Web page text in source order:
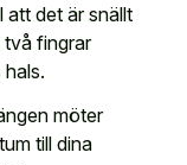
att det är snällt
två fingrar
möter
till dina